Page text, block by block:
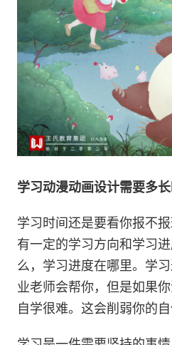
学习动漫动画设计需要多长
学习时间还是要看你报不
有一定的学习方向和学习
么，学习进度在哪里。学
业老师会帮你，但是如果
自学很难。这会削弱你的自